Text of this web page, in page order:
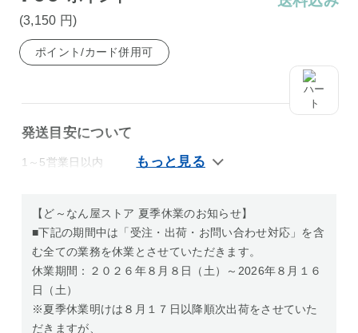
(3,150 円)
ポイント/カード併用可
発送目安について
1～5営業日以内
【ど～なん屋ストア 夏季休業のお知らせ】
■下記の期間中は「受注・出荷・お問い合わせ対応」を含
む全ての業務を休業とさせていただきます。
休業期間：２０２６年８月８日（土）～2026年８月１６
日（土）
※夏季休業明けは８月１７日以降順次出荷をさせていた
だきますが、